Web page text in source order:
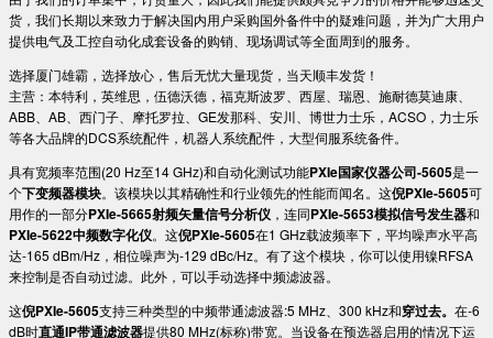
货，我们长期以来致力于解决国内用户采购国外备件中的疑难问题，并为广大用户
提供电气及工控自动化成套设备的购销、现场调试等全面周到的服务。
选择厦门雄霸，选择放心，售后无忧大量现货，当天顺丰发货！
主营：本特利，英维思，伍德沃德，福克斯波罗、西屋、瑞恩、施耐德莫迪康、
ABB、AB、西门子、摩托罗拉、GE发那科、安川、博世力士乐，ACSO，力士乐
等各大品牌的DCS系统配件，机器人系统配件，大型伺服系统备件。
具有宽频率范围(20 Hz至14 GHz)和自动化测试功能PXIe国家仪器公司-5605是一
个下变频器模块。该模块以其精确性和行业领先的性能而闻名。这倪PXIe-5605可
用作的一部分PXIe-5665射频矢量信号分析仪 ，连同PXIe-5653模拟信号发生器和
PXIe-5622中频数字化仪。这倪PXIe-5605在1 GHz载波频率下，平均噪声水平高
达-165 dBm/Hz，相位噪声为-129 dBc/Hz。有了这个模块，你可以使用镍RFSA
来控制是否自动过滤。此外，可以手动选择中频滤波器。
这倪PXIe-5605支持三种类型的中频带通滤波器:5 MHz、300 kHz和穿过去。 在-6
dB时直通IP带通滤波器提供80 MHz(标称)带宽。当设备在预选器启用的情况下运